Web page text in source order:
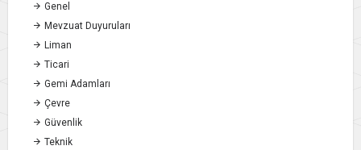
Genel
Mevzuat Duyuruları
Liman
Ticari
Gemi Adamları
Çevre
Güvenlik
Teknik